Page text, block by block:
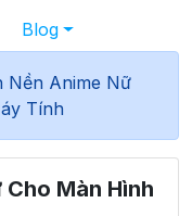
Blog
Nền Anime Nữ
Tính
Màn Hình